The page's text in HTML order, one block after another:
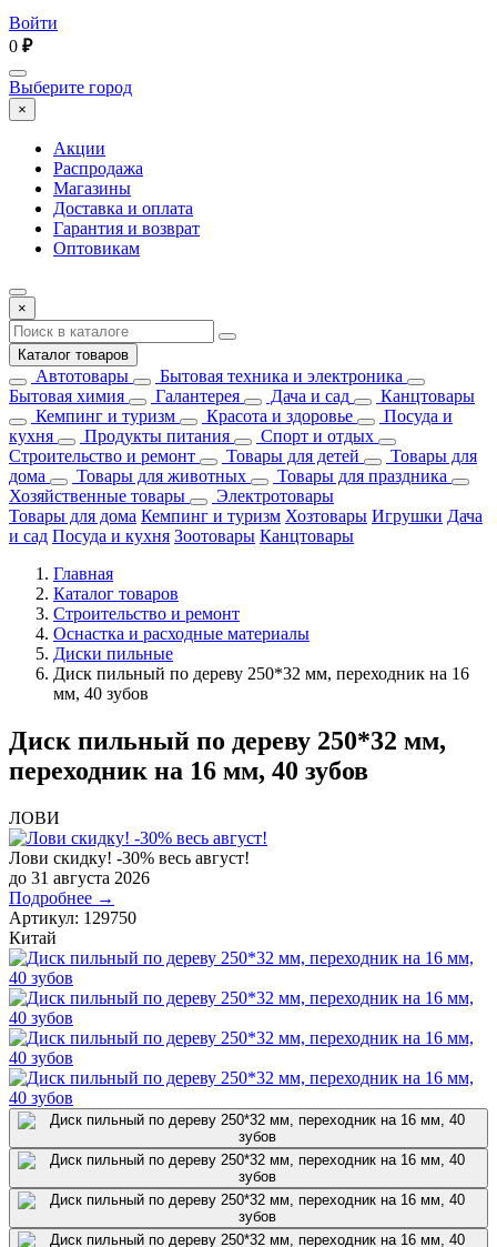
Войти
0 ₽
Выберите город
×
Акции
Распродажа
Магазины
Доставка и оплата
Гарантия и возврат
Оптовикам
×
Каталог товаров
Автотовары
Бытовая техника и электроника
Бытовая химия
Галантерея Дача и сад
Канцтовары
Кемпинг и туризм
Красота и здоровье
Посуда и
кухня
Продукты питания
Спорт и отдых
Строительство и ремонт
Товары для детей
Товары для
дома
Товары для животных
Товары для праздника
Хозяйственные товары
Электротовары
Товары для дома Кемпинг и туризм Хозтовары Игрушки Дача
и сад Посуда и кухня Зоотовары Канцтовары
Главная
Каталог товаров
Строительство и ремонт
Оснастка и расходные материалы
Диски пильные
Диск пильный по дереву 250*32 мм, переходник на 16
мм, 40 зубов
Диск пильный по дереву 250*32 мм,
переходник на 16 мм, 40 зубов
ЛОВИ
Лови скидку! -30% весь август!
до 31 августа 2026
Подробнее →
Артикул: 129750
Китай